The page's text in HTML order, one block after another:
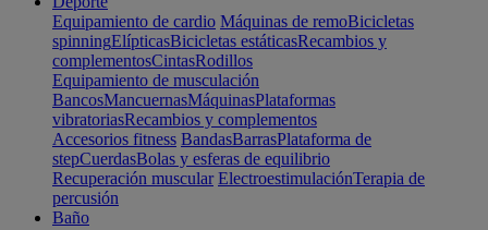
Equipamiento de cardio Máquinas de remoBicicletas
spinningElípticasBicicletas estáticasRecambios y
complementosCintasRodillos
Equipamiento de musculación
BancosMancuernasMáquinasPlataformas
vibratoriasRecambios y complementos
Accesorios fitness BandasBarrasPlataforma de
stepCuerdasBolas y esferas de equilibrio
Recuperación muscular ElectroestimulaciónTerapia de
percusión
Baño